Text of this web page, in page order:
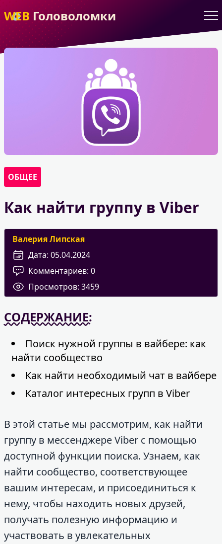
WEBГоловоломки
ОБЩЕЕ
Как найти группу в Viber
Валерия Липская
Дата: 05.04.2024
Комментариев: 0
Просмотров: 3459
СОДЕРЖАНИЕ:
Поиск нужной группы в вайбере: как
найти сообщество
Как найти необходимый чат в вайбере
Каталог интересных групп в Viber
В этой статье мы рассмотрим, как найти
группу в мессенджере Viber с помощью
доступной функции поиска. Узнаем, как
найти сообщество, соответствующее
вашим интересам, и присоединиться к
нему, чтобы находить новых друзей,
получать полезную информацию и
участвовать в увлекательных